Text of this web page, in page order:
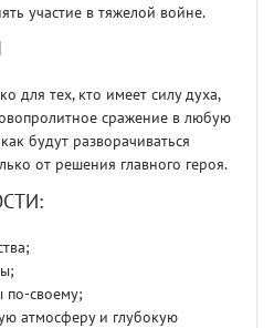
участие в тяжелой войне.
для тех, кто имеет силу духа,
сражение в любую
будут разворачиваться
от решения главного героя.
по-своему;
атмосферу и глубокую